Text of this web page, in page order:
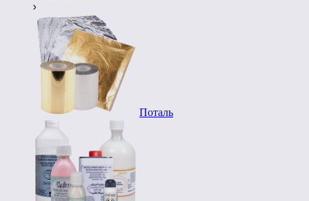
Поталь